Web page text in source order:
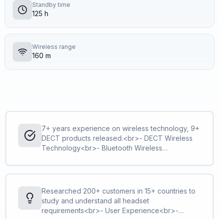
Standby time
125 h
Wireless range
160 m
7+ years experience on wireless technology, 9+
DECT products released.<br>- DECT Wireless
Technology<br>- Bluetooth Wireless
Researched 200+ customers in 15+ countries to
study and understand all headset
requirements<br>- User Experience<br>-